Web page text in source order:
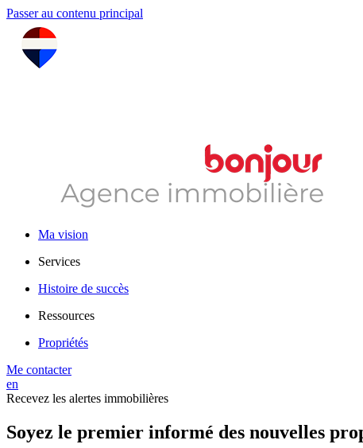
Passer au contenu principal
Ma vision
Services
Histoire de succès
Ressources
Propriétés
Me contacter
en
Recevez les alertes immobilières
Soyez le premier informé des nouvelles